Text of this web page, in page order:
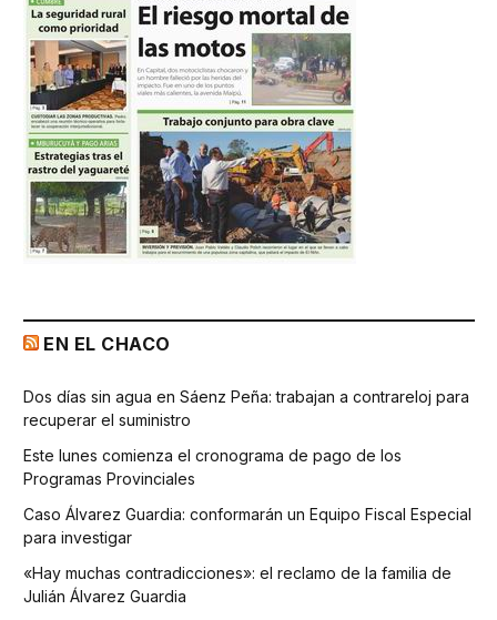
EN EL CHACO
Dos días sin agua en Sáenz Peña: trabajan a contrareloj para
recuperar el suministro
Este lunes comienza el cronograma de pago de los
Programas Provinciales
Caso Álvarez Guardia: conformarán un Equipo Fiscal Especial
para investigar
«Hay muchas contradicciones»: el reclamo de la familia de
Julián Álvarez Guardia